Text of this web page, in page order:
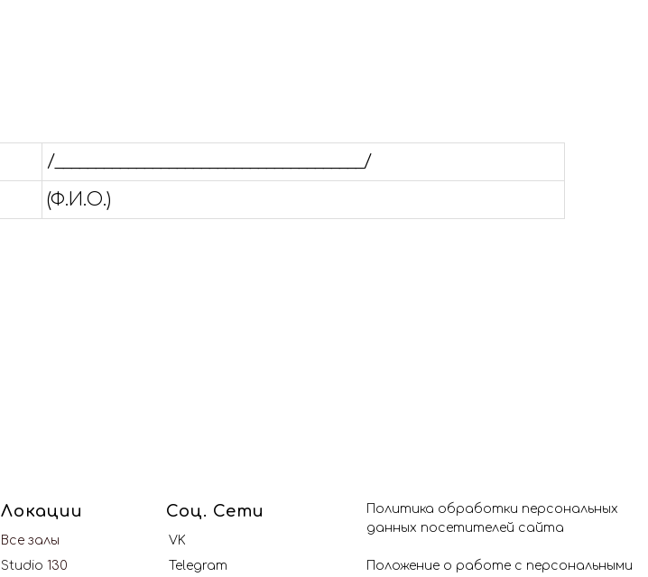
/______________________________________/
(Ф.И.О.)
Локации
Все залы
Studio 130
Соц. Сети
VK
T elegram
Политика обработки персональных
данных посетителей сайта
Положение о работе с персональными